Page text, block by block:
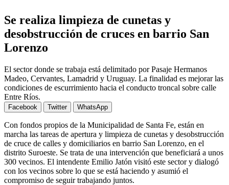
Se realiza limpieza de cunetas y
desobstrucción de cruces en barrio San
Lorenzo
El sector donde se trabaja está delimitado por Pasaje Hermanos
Madeo, Cervantes, Lamadrid y Uruguay. La finalidad es mejorar las
condiciones de escurrimiento hacia el conducto troncal sobre calle
Entre Ríos.
Facebook Twitter WhatsApp
Con fondos propios de la Municipalidad de Santa Fe, están en
marcha las tareas de apertura y limpieza de cunetas y desobstrucción
de cruce de calles y domiciliarios en barrio San Lorenzo, en el
distrito Suroeste. Se trata de una intervención que beneficiará a unos
300 vecinos. El intendente Emilio Jatón visitó este sector y dialogó
con los vecinos sobre lo que se está haciendo y asumió el
compromiso de seguir trabajando juntos.